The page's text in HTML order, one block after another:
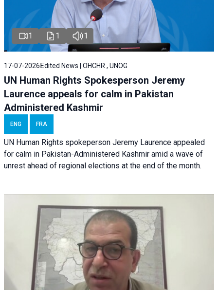
1 1 1
17-07-2026 Edited News | OHCHR , UNOG
UN Human Rights Spokesperson Jeremy
Laurence appeals for calm in Pakistan
Administered Kashmir
ENG FRA
UN Human Rights spokeperson Jeremy Laurence appealed
for calm in Pakistan-Administered Kashmir amid a wave of
unrest ahead of regional elections at the end of the month.